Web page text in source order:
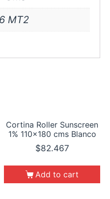
MT2
Cortina Roller Sunscreen
1% 110×180 cms Blanco
$82.467
Add to cart